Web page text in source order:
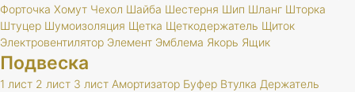
Форточка Хомут Чехол Шайба Шестерня Шип Шланг Шторка
Штуцер Шумоизоляция Щетка Щеткодержатель Щиток
Электровентилятор Элемент Эмблема Якорь Ящик
Подвеска
1 лист 2 лист 3 лист Амортизатор Буфер Втулка Держатель